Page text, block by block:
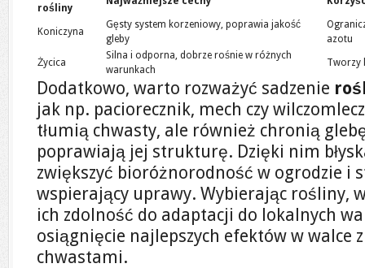
rośliny
Koniczyna
Gęsty system korzeniowy, poprawia jakość
gleby
azotu
Życica
Silna i odporna, dobrze rośnie w różnych
warunkach
Tworzy
Dodatkowo, warto rozważyć sadzenie
jak np. paciorecznik, mech czy
tłumią chwasty, ale również chronią
poprawiają jej strukturę. Dzięki nim
zwiększyć bioróżnorodność w ogrodzie i
wspierający uprawy. Wybierając rośliny,
ich zdolność do adaptacji do lokalnych
osiągnięcie najlepszych efektów w walce
chwastami.